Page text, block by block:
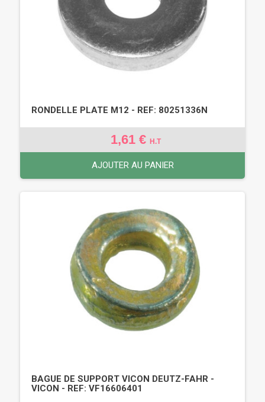
RONDELLE PLATE M12 - REF: 80251336N
1,61 € H.T
AJOUTER AU PANIER
BAGUE DE SUPPORT VICON DEUTZ-FAHR -
VICON - REF: VF16606401